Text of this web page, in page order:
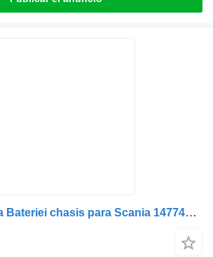
Cadru de Fixare a Bateriei chasis para Scania 1477484 12 – Metalic, Ruginit camión